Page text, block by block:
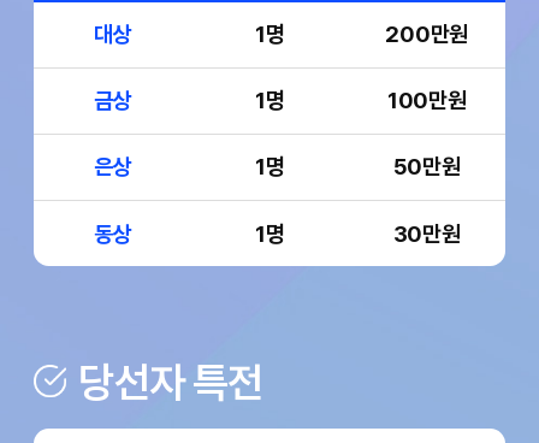
대상 1명 200만원
금상 1명 100만원
은상 1명 50만원
동상 1명 30만원
당선자 특전